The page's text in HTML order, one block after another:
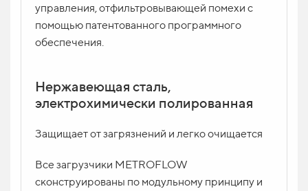
управления, отфильтровывающей помехи с
помощью патентованного программного
обеспечения.
Нержавеющая сталь,
электрохимически полированная
Защищает от загрязнений и легко очищается
Все загрузчики METROFLOW
сконструированы по модульному принципу и